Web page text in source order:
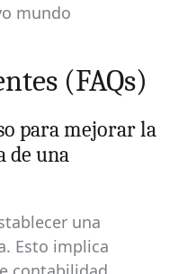
mundo
(FAQs)
para mejorar la
de una
una
Esto implica